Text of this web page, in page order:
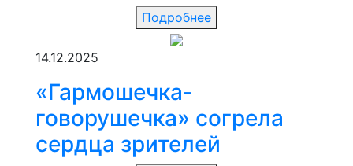
Подробнее
14.12.2025
«Гармошечка-
говорушечка» согрела
сердца зрителей